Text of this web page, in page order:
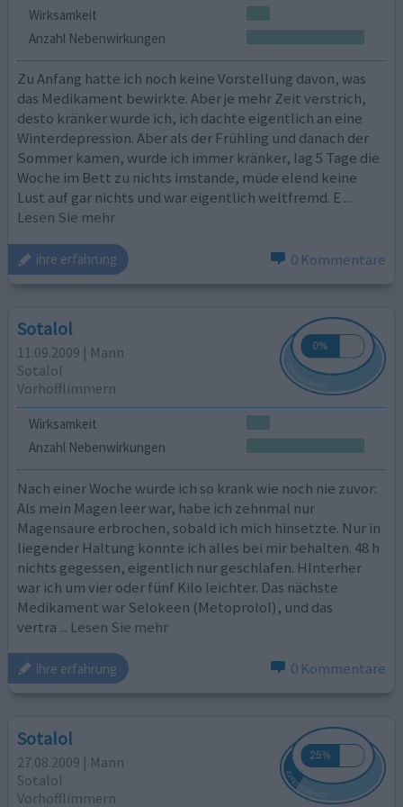
Wirksamkeit
Anzahl Nebenwirkungen
Zu Anfang hatte ich noch keine Vorstellung davon, was
das Medikament bewirkte. Aber je mehr Zeit verstrich,
desto kränker wurde ich, ich dachte eigentlich an eine
Winterdepression. Aber als der Frühling und danach der
Sommer kamen, wurde ich immer kränker, lag 5 Tage die
Woche im Bett zu nichts imstande, müde elend keine
Lust auf gar nichts und war eigentlich weltfremd. E ...
Lesen Sie mehr
ihre erfahrung 0 Kommentare
Sotalol
11.09.2009 | Mann
Sotalol
Vorhofflimmern
Wirksamkeit
Anzahl Nebenwirkungen
Nach einer Woche wurde ich so krank wie noch nie zuvor:
Als mein Magen leer war, habe ich zehnmal nur
Magensäure erbrochen, sobald ich mich hinsetzte. Nur in
liegender Haltung konnte ich alles bei mir behalten. 48 h
nichts gegessen, eigentlich nur geschlafen. HInterher
war ich um vier oder fünf Kilo leichter. Das nächste
Medikament war Selokeen (Metoprolol), und das
vertra ... Lesen Sie mehr
ihre erfahrung 0 Kommentare
Sotalol
27.08.2009 | Mann
Sotalol
Vorhofflimmern